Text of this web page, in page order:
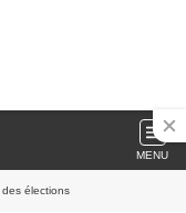
MENU
élections